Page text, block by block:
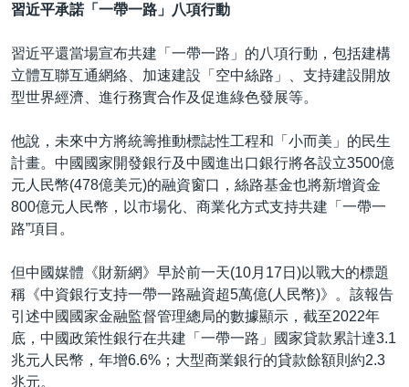
習近平承諾「一帶一路」八項行動
習近平還當場宣布共建「一帶一路」的八項行動，包括建構
立體互聯互通網絡、加速建設「空中絲路」、支持建設開放
型世界經濟、進行務實合作及促進綠色發展等。
他說，未來中方將統籌推動標誌性工程和「小而美」的民生
計畫。中國國家開發銀行及中國進出口銀行將各設立3500億
元人民幣(478億美元)的融資窗口，絲路基金也將新增資金
800億元人民幣，以市場化、商業化方式支持共建「一帶一
路”項目。
但中國媒體《財新網》早於前一天(10月17日)以戰大的標題
稱《中資銀行支持一帶一路融資超5萬億(人民幣)》。該報告
引述中國國家金融監督管理總局的數據顯示，截至2022年
底，中國政策性銀行在共建「一帶一路」國家貸款累計達3.1
兆元人民幣，年增6.6%；大型商業銀行的貸款餘額則約2.3
兆元。